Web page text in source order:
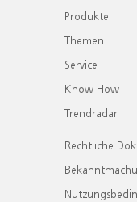
Produkte
Themen
Service
Know How
Trendradar
Rechtliche